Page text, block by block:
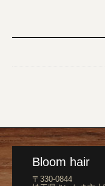
Bloom hair
〒330-0844